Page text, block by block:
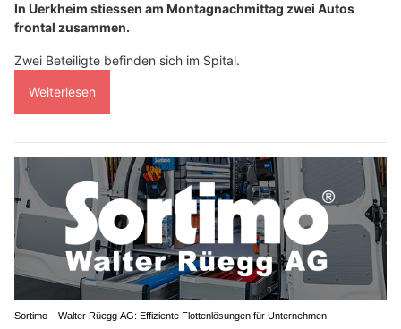
In Uerkheim stiessen am Montagnachmittag zwei Autos
frontal zusammen.
Zwei Beteiligte befinden sich im Spital.
Weiterlesen
Sortimo – Walter Rüegg AG: Effiziente Flottenlösungen für Unternehmen